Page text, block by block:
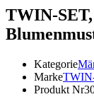
TWIN-SET,
Kategorie
Marke
Produkt Nr